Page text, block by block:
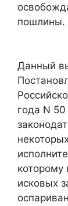
пошлины.
Данный
года N
которому
исковых